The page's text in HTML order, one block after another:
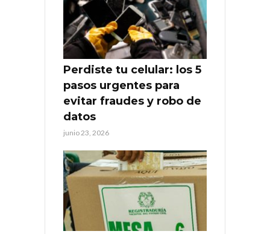
Perdiste tu celular: los 5
pasos urgentes para
evitar fraudes y robo de
datos
junio 23, 2026